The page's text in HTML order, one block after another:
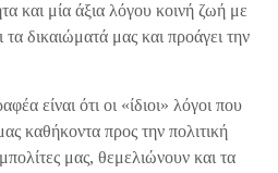
και μία άξια λόγου κοινή ζωή με
τα δικαιώματά μας και προάγει την
είναι ότι οι «ίδιοι» λόγοι που
καθήκοντα προς την πολιτική
μας, θεμελιώνουν και τα